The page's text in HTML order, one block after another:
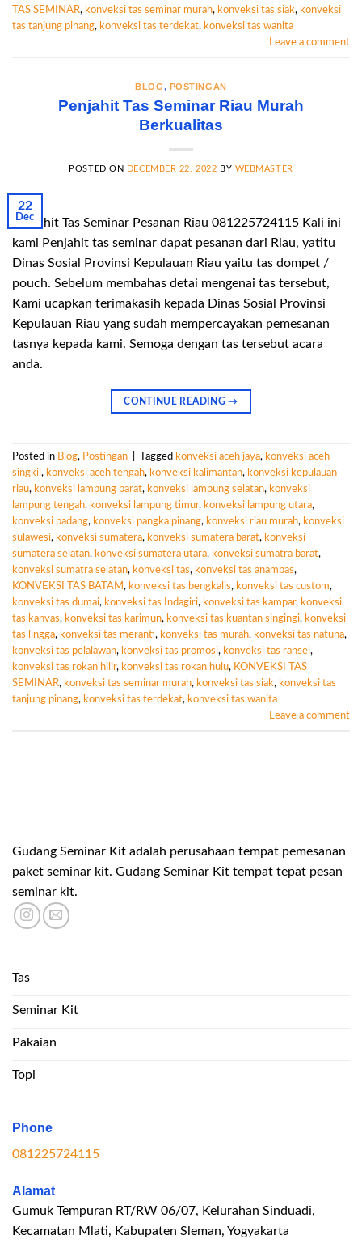
TAS SEMINAR, konveksi tas seminar murah, konveksi tas siak, konveksi
tas tanjung pinang, konveksi tas terdekat, konveksi tas wanita
Leave a comment
BLOG, POSTINGAN
Penjahit Tas Seminar Riau Murah
Berkualitas
POSTED ON DECEMBER 22, 2022 BY WEBMASTER
22
Dec
Penjahit Tas Seminar Pesanan Riau 081225724115 Kali ini
kami Penjahit tas seminar dapat pesanan dari Riau, yatitu
Dinas Sosial Provinsi Kepulauan Riau yaitu tas dompet /
pouch. Sebelum membahas detai mengenai tas tersebut,
Kami ucapkan terimakasih kepada Dinas Sosial Provinsi
Kepulauan Riau yang sudah mempercayakan pemesanan
tasnya kepada kami. Semoga dengan tas tersebut acara
anda.
CONTINUE READING→
Posted in Blog, Postingan Tagged konveksi aceh jaya, konveksi aceh
singkil , konveksi aceh tengah, konveksi kalimantan, konveksi kepulauan
riau, konveksi lampung barat, konveksi lampung selatan, konveksi
lampung tengah, konveksi lampung timur, konveksi lampung utara,
konveksi padang, konveksi pangkalpinang, konveksi riau murah, konveksi
sulawesi, konveksi sumatera, konveksi sumatera barat, konveksi
sumatera selatan, konveksi sumatera utara, konveksi sumatra barat,
konveksi sumatra selatan, konveksi tas, konveksi tas anambas,
KONVEKSI TAS BATAM, konveksi tas bengkalis, konveksi tas custom,
konveksi tas dumai, konveksi tas Indagiri, konveksi tas kampar, konveksi
tas kanvas, konveksi tas karimun, konveksi tas kuantan singingi, konveksi
tas lingga, konveksi tas meranti, konveksi tas murah, konveksi tas natuna,
konveksi tas pelalawan, konveksi tas promosi, konveksi tas ransel ,
konveksi tas rokan hilir, konveksi tas rokan hulu, KONVEKSI TAS
SEMINAR, konveksi tas seminar murah, konveksi tas siak, konveksi tas
tanjung pinang, konveksi tas terdekat, konveksi tas wanita
Leave a comment
Gudang Seminar Kit adalah perusahaan tempat pemesanan
paket seminar kit. Gudang Seminar Kit tempat tepat pesan
seminar kit.
Tas
Seminar Kit
Pakaian
Topi
Phone
081225724115
Alamat
Gumuk Tempuran RT/RW 06/07, Kelurahan Sinduadi,
Kecamatan Mlati, Kabupaten Sleman, Yogyakarta